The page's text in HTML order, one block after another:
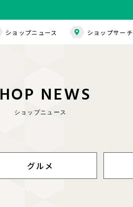
ショップニュース ショップサーチ
HOP NEWS
ショップニュース
グルメ